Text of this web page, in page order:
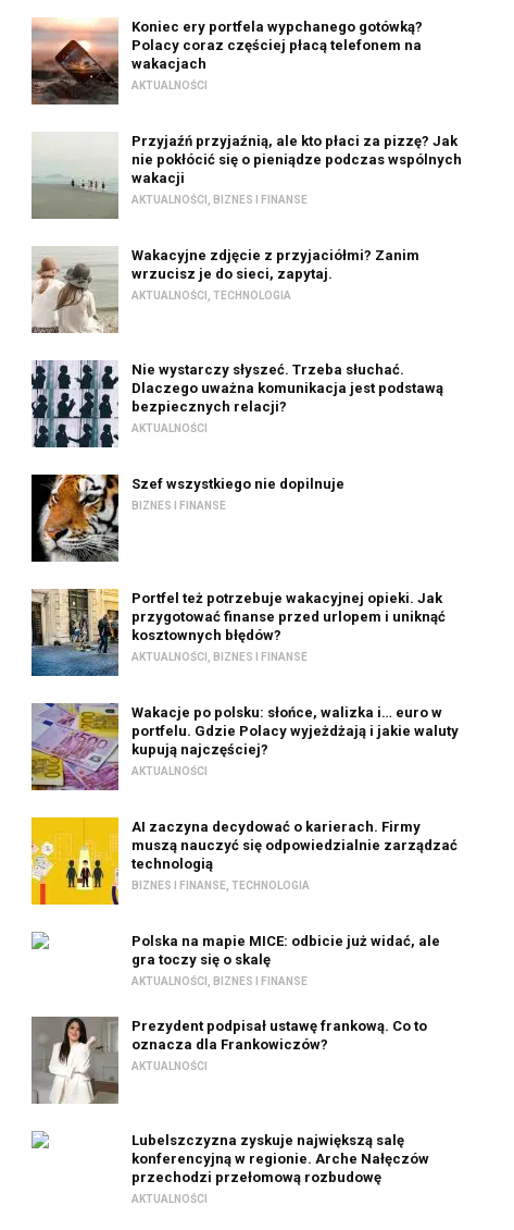
Koniec ery portfela wypchanego gotówką?
Polacy coraz częściej płacą telefonem na
wakacjach
AKTUALNOŚCI
Przyjaźń przyjaźnią, ale kto płaci za pizzę? Jak
nie pokłócić się o pieniądze podczas wspólnych
wakacji
AKTUALNOŚCI BIZNES I FINANSE
Wakacyjne zdjęcie z przyjaciółmi? Zanim
wrzucisz je do sieci, zapytaj.
AKTUALNOŚCI ,TECHNOLOGIA
Nie wystarczy słyszeć. Trzeba słuchać.
Dlaczego uważna komunikacja jest podstawą
bezpiecznych relacji?
AKTUALNOŚCI
Szef wszystkiego nie dopilnuje
BIZNES I FINANSE
Portfel też potrzebuje wakacyjnej opieki. Jak
przygotować finanse przed urlopem i uniknąć
kosztownych błędów?
AKTUALNOŚCI BIZNES I FINANSE
Wakacje po polsku: słońce, walizka i… euro w
portfelu. Gdzie Polacy wyjeżdżają i jakie waluty
kupują najczęściej?
AKTUALNOŚCI
AI zaczyna decydować o karierach. Firmy
muszą nauczyć się odpowiedzialnie zarządzać
technologią
BIZNES I FINANSE ,TECHNOLOGIA
Polska na mapie MICE: odbicie już widać, ale
gra toczy się o skalę
AKTUALNOŚCI BIZNES I FINANSE
Prezydent podpisał ustawę frankową. Co to
oznacza dla Frankowiczów?
AKTUALNOŚCI
Lubelszczyzna zyskuje największą salę
konferencyjną w regionie. Arche Nałęczów
przechodzi przełomową rozbudowę
AKTUALNOŚCI